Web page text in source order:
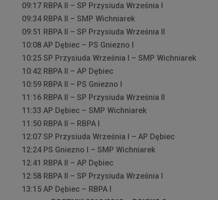
09:17 RBPA II – SP Przysiuda Września I
09:34 RBPA II – SMP Wichniarek
09:51 RBPA II – SP Przysiuda Września II
10:08 AP Dębiec – PS Gniezno I
10:25 SP Przysiuda Września I – SMP Wichniarek
10:42 RBPA II – AP Dębiec
10:59 RBPA II – PS Gniezno I
11:16 RBPA II – SP Przysiuda Września II
11:33 AP Dębiec – SMP Wichniarek
11:50 RBPA II – RBPA I
12:07 SP Przysiuda Września I – AP Dębiec
12:24 PS Gniezno I – SMP Wichniarek
12:41 RBPA II – AP Dębiec
12:58 RBPA II – SP Przysiuda Września I
13:15 AP Dębiec – RBPA I